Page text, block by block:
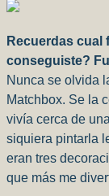
Recuerdas cual
conseguiste?
Nunca se olvida
Matchbox. Se la
vivía cerca de
siquiera pintarla
eran tres
que más me